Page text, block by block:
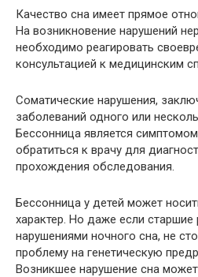
Качество сна имеет прямое
На возникновение нарушений
необходимо реагировать
консультацией к медицинским
Соматические нарушения,
заболеваний одного или
Бессонница является
обратиться к врачу для
прохождения обследования.
Бессонница у детей может
характер. Но даже если старшие
нарушениями ночного сна, не
проблему на генетическую
Возникшее нарушение сна